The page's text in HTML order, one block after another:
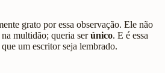
grato por essa observação. Ele não
multidão; queria serúnico. E é essa
um escritor seja lembrado.